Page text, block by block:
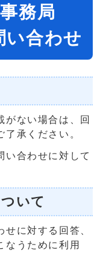
務局
い合わせ
がない場合は、回
承ください。
い合わせに対して
いて
に対する回答、
なうために利用